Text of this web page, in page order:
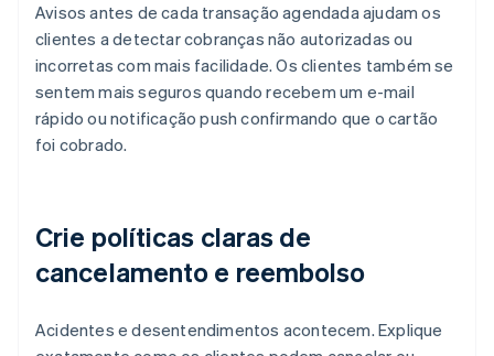
Avisos antes de cada transação agendada ajudam os
clientes a detectar cobranças não autorizadas ou
incorretas com mais facilidade. Os clientes também se
sentem mais seguros quando recebem um e-mail
rápido ou notificação push confirmando que o cartão
foi cobrado.
Crie políticas claras de
cancelamento e reembolso
Acidentes e desentendimentos acontecem. Explique